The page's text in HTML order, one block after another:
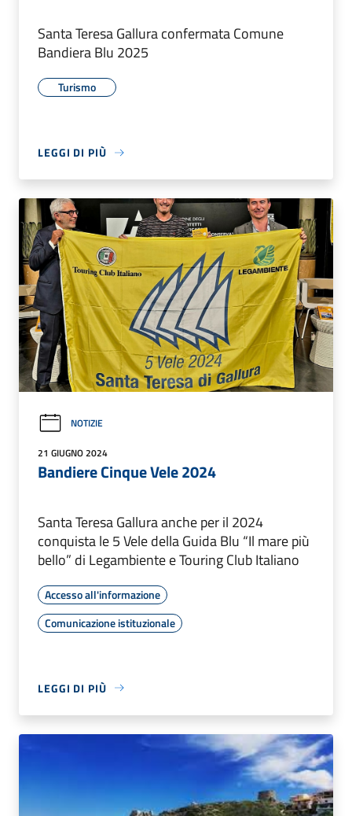
Santa Teresa Gallura confermata Comune
Bandiera Blu 2025
Turismo
LEGGI DI PIÙ
NOTIZIE
21 GIUGNO 2024
Bandiere Cinque Vele 2024
Santa Teresa Gallura anche per il 2024
conquista le 5 Vele della Guida Blu “Il mare più
bello” di Legambiente e Touring Club Italiano
Accesso all'informazione
Comunicazione istituzionale
LEGGI DI PIÙ